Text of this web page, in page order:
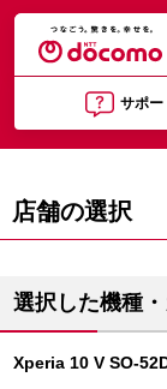
サポー
店舗の選択
選択した機種
Xperia 10 V SO-